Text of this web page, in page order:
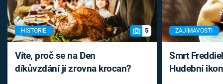
HISTORIE 5
Víte, proč se na Den
díkůvzdání jí zrovna krocan?
ZAJÍMAVOSTI
Smrt
Hudební